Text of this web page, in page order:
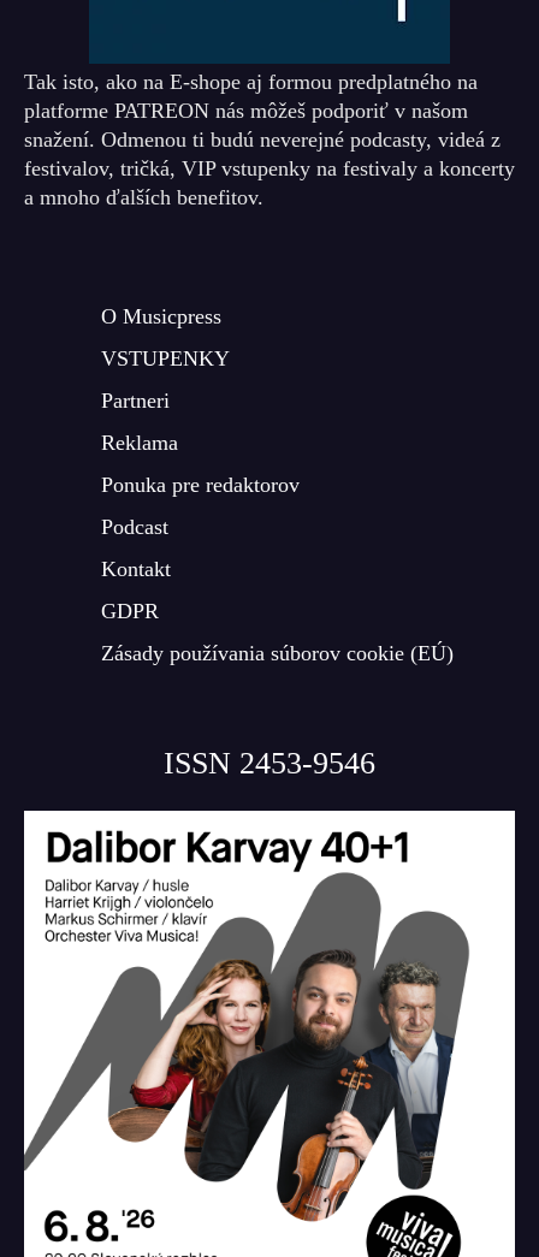
Tak isto, ako na E-shope aj formou predplatného na
platforme PATREON nás môžeš podporiť v našom
snažení. Odmenou ti budú neverejné podcasty, videá z
festivalov, tričká, VIP vstupenky na festivaly a koncerty
a mnoho ďalších benefitov.
O Musicpress
VSTUPENKY
Partneri
Reklama
Ponuka pre redaktorov
Podcast
Kontakt
GDPR
Zásady používania súborov cookie (EÚ)
ISSN 2453-9546